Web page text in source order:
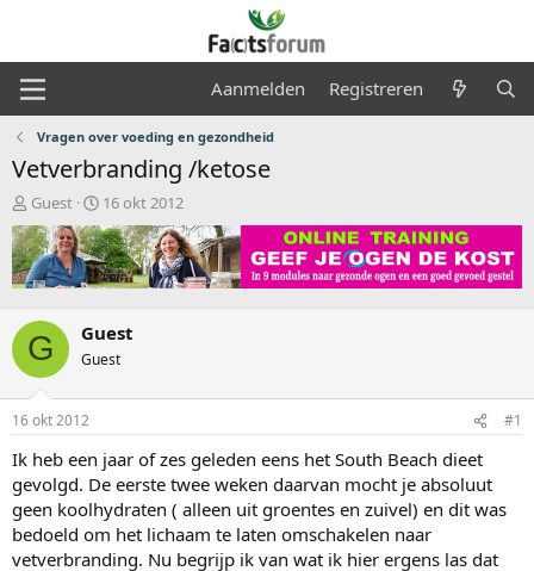
Aanmelden Registreren
Vragen over voeding en gezondheid
Vetverbranding /ketose
O
n
d
e
r
e
r
p
s
t
a
r
t
e
r
Guest
S
t
a
r
t
a
t
m
16 okt 2012
G Guest
Guest
16 okt 2012 #1
Ik heb een jaar of zes geleden eens het South Beach dieet
gevolgd. De eerste twee weken daarvan mocht je absoluut
geen koolhydraten ( alleen uit groentes en zuivel) en dit was
bedoeld om het lichaam te laten omschakelen naar
vetverbranding. Nu begrijp ik van wat ik hier ergens las dat